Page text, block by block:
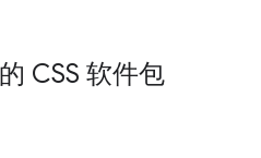
CSS 软件包